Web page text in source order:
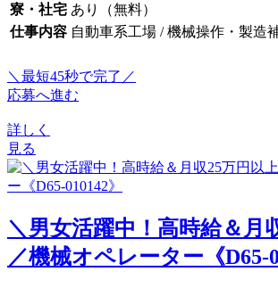
寮・社宅 あり（無料）
仕事内容 自動車系工場 / 機械操作・製造
＼最短45秒で完了／
応募へ進む
詳しく
見る
＼男女活躍中！高時給＆月
／機械オペレーター《D65-